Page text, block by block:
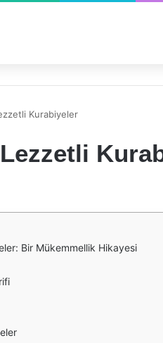
Kurabiyeler
Bir Mükemmellik Hikayesi